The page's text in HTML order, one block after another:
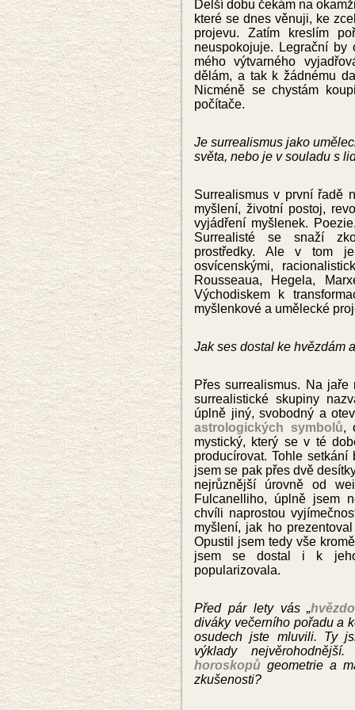
Delší dobu čekám na
které se dnes věnuji, ke
projevu. Zatím kreslím
neuspokojuje. Legrační
mého výtvarného
dělám, a tak k žádnému
Nicméně se chystám
počítače.
Je surrealismus jako
světa, nebo je v souladu s
Surrealismus v první řadě
myšlení, životní postoj,
vyjádření myšlenek.
Surrealisté se snaží
prostředky. Ale v tom
osvícenskými,
Rousseaua, Hegela,
Východiskem k
myšlenkové a umělecké
Jak ses dostal ke hvězdám
Přes surrealismus. Na jaře
surrealistické skupiny
úplně jiný, svobodný a
astrologických symbolů,
mystický, který se v té
producírovat. Tohle
jsem se pak přes dvě
nejrůznější úrovně od
Fulcanelliho, úplně jsem
chvíli naprostou
myšlení, jak ho
Opustil jsem tedy vše
jsem se dostal i k
popularizovala.
Před pár lety vás „
diváky večerního pořadu a
osudech jste mluvili. Ty
výklady
horoskopů geometrie a
zkušenosti?